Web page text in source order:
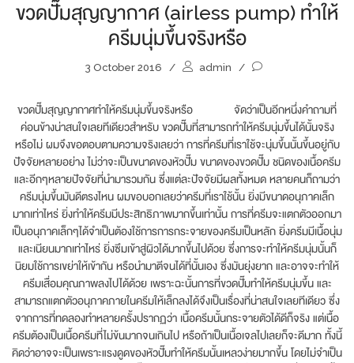
ขวดปั๊มสุญญากาศ (airless pump) ทำให้
ครีมนุ่มขึ้นจริงหรือ
3 October 2016 / admin /
ขวดปั๊มสุญญากาศทำให้ครีมนุ่มขึ้นจริงหรือ จัดว่าเป็นอีกหนึ่งคำถามที่
ค่อนข้างน่าสนใจเลยทีเดียวสำหรับ ขวดปั๊มที่สามารถทำให้ครีมนุ่มขึ้นได้นั้นจริง
หรือไม่ ผมจึงขอตอบตามความจริงเลยว่า การที่ครีมที่เราใช้จะนุ่มขึ้นนั้นขึ้นอยู่กับ
ปัจจัยหลายอย่าง ไม่ว่าจะเป็นขนาดของหัวปั๊ม ขนาดของขวดปั๊ม ชนิดของเนื้อครีม
และอีกๆหลายปัจจัยที่นำมารวมกัน ซึ่งแต่ละปัจจัยมีผลทั้งหมด หลายคนก็ถามว่า
ครีมนุ่มขึ้นมันดีตรงไหน ผมขอบอกเลยว่าครีมที่เราใช้นั้น ยิ่งมีขนาดอนุภาคเล็ก
มากเท่าไหร่ ยิ่งทำให้ครีมมีประสิทธิภาพมากขึ้นเท่านั้น การที่ครีมจะแตกตัวออกมา
เป็นอนุภาคเล็กๆได้จำเป็นต้องใช้การการกระจายของครีมเป็นหลัก ยิ่งครีมมีเนื้อนุ่ม
และเนียนมากเท่าไหร่ ยิ่งซึมเข้าสู่ผิวได้มากขึ้นไปด้วย ซึ่งการจะทำให้ครีมนุ่มนั้นก็
นิยมใช้การเขย่าให้เข้ากัน หรือนำมาตีจนได้ที่นั้นเอง ซึ่งมันยุ่งยาก และอาจจะทำให้
ครีมเสื่อมคุณภาพลงไปได้ด้วย เพราะฉะนั้นการที่ขวดปั๊มทำให้ครีมนุ่มขึ้น และ
สามารถแตกตัวอนุภาคภายในครีมให้เล็กลงได้จึงเป็นเรื่องที่น่าสนใจเลยทีเดียว ซึ่ง
จากการที่ทดลองทำหลายครั้งปรากฏว่า เนื้อครีมนั้นกระจายตัวได้ดีก็จริง แต่เนื้อ
ครีมต้องเป็นเนื้อครีมที่ไม่ข้นมากจนเกินไป หรือถ้าเป็นเนื้อเจลไปเลยก็จะดีมาก ทั้งนี้
คิดว่าอาจจะเป็นเพราะแรงดูดของหัวปั๊มทำให้ครีมนั้นเหลวง่ายมากขึ้น โดยไม่จำเป็น